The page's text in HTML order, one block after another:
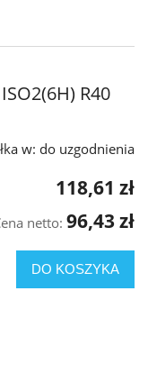
R40
w: do uzgodnienia
118,61 zł
netto: 96,43 zł
DO KOSZYKA